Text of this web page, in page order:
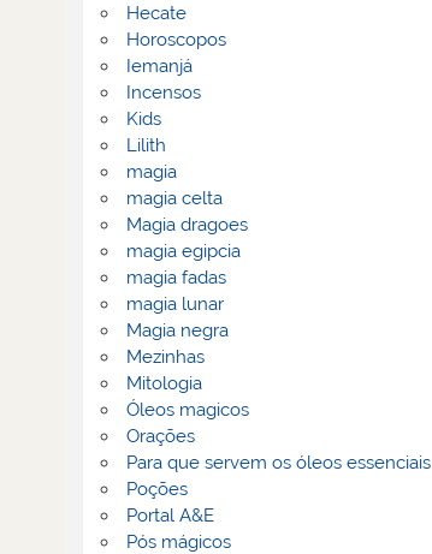
Hecate
Horoscopos
Iemanjá
Incensos
Kids
Lilith
magia
magia celta
Magia dragoes
magia egipcia
magia fadas
magia lunar
Magia negra
Mezinhas
Mitologia
Óleos magicos
Orações
Para que servem os óleos essenciais
Poções
Portal A&E
Pós mágicos